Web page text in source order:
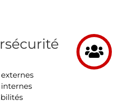
externes
internes